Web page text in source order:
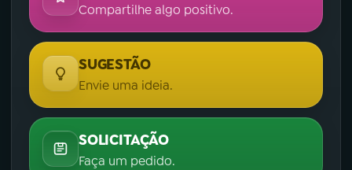
Compartilhe algo positivo.
SUGESTÃO
Envie uma ideia.
SOLICITAÇÃO
Faça um pedido.